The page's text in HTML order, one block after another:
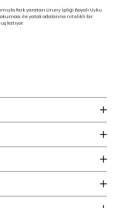
fark yaratan Linery İpliği Boyalı Uyku
ile yatak odalarına nitelikli bir
katıyor.
yıkanması tavsiye edilir
düşük ısıda ütülenebilir
renklerle yıkanması tavsiye edilir